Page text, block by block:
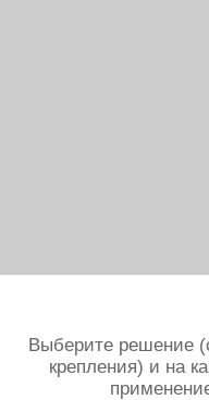
Выберите решение
крепления) и на